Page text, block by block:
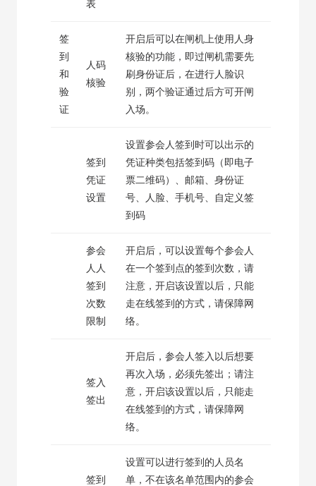
表
签
到
和
验
证
人码
核验
开启后可以在闸机上使用人身
核验的功能，即过闸机需要先
刷身份证后，在进行人脸识
别，两个验证通过后方可开闸
入场。
签到
凭证
设置
设置参会人签到时可以出示的
凭证种类包括签到码（即电子
票二维码）、邮箱、身份证
号、人脸、手机号、自定义签
到码
参会
人人
签到
次数
限制
开启后，可以设置每个参会人
在一个签到点的签到次数，请
注意，开启该设置以后，只能
走在线签到的方式，请保障网
络。
签入
签出
开启后，参会人签入以后想要
再次入场，必须先签出；请注
意，开启该设置以后，只能走
在线签到的方式，请保障网
络。
签到
设置可以进行签到的人员名
单，不在该名单范围内的参会